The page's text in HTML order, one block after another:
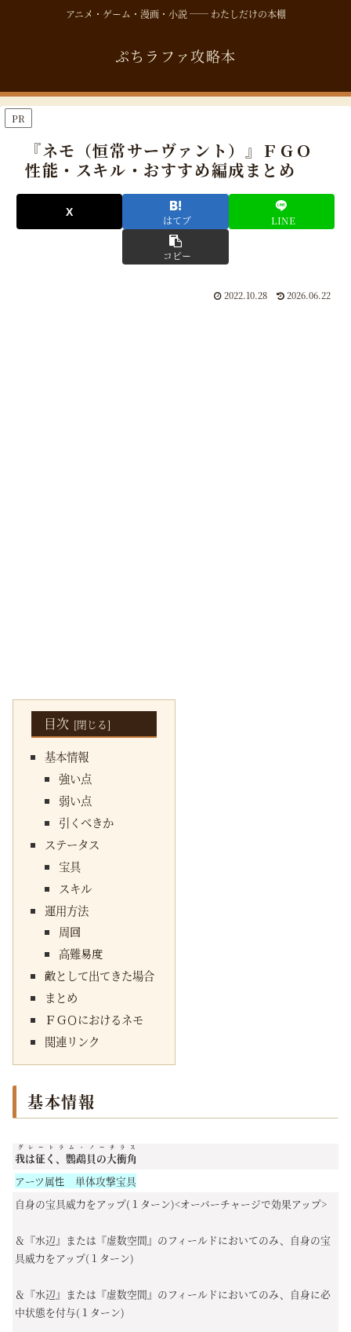
アニメ・ゲーム・漫画・小説 ── わたしだけの本棚
ぷちラファ攻略本
PR
『ネモ（恒常サーヴァント）』ＦＧＯ
性能・スキル・おすすめ編成まとめ
はてブ LINE
コピー
2022.10.28 2026.06.22
目次
基本情報
強い点
弱い点
引くべきか
ステータス
宝具
スキル
運用方法
周回
高難易度
敵として出てきた場合
まとめ
ＦＧＯにおけるネモ
関連リンク
基本情報
我は征く、鸚鵡貝の大衝角
グレートラム・ノーチラス
アーツ属性 単体攻撃宝具
自身の宝具威力をアップ(１ターン)<オーバーチャージで効果アップ>
＆『水辺』または『虚数空間』のフィールドにおいてのみ、自身の宝
具威力をアップ(１ターン)
＆『水辺』または『虚数空間』のフィールドにおいてのみ、自身に必
中状態を付与(１ターン)